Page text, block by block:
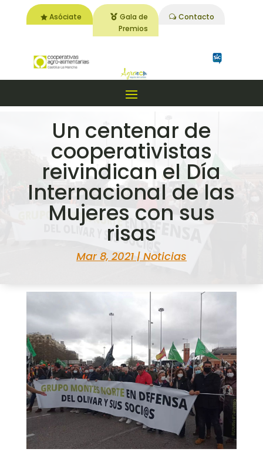
Asóciate
Gala de
Premios
Contacto
Un centenar de
cooperativistas
reivindican el Día
Internacional de las
Mujeres con sus
risas
Mar 8, 2021| Noticias